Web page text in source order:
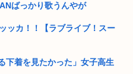
れたのか今でもわからない」
古臭いんですか？w」Weibo
うすけ、埼玉県知事選挙に立
ばっかり歌うんやが
ッカ！！【ラブライブ！スー
下着を見たかった」女子高生